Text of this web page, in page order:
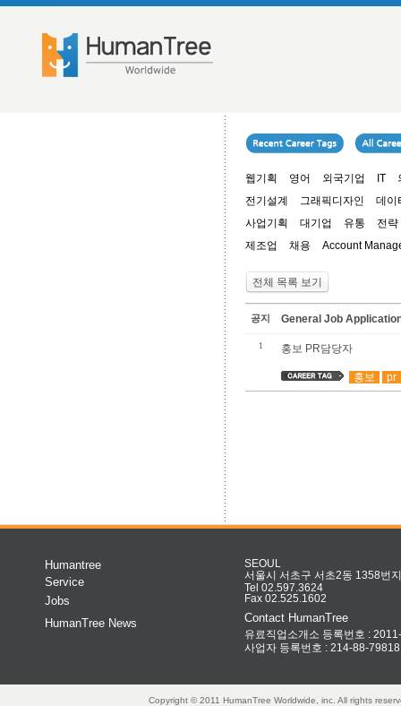
웹기획 영어 외국기업 IT
전기설계
그래픽디자인
데이
사업기획
대기업 유통
전략
제조업
채용 Account
전체 목록 보기
공지 General Job
1 홍보 PR담당자
홍보 pr
Humantree
Service
Jobs
HumanTree News
SEOUL
서울시 서초구 서초2동 1358번
Tel 02.597.3624
Fax 02.525.1602
Contact HumanTree
유료직업소개소 등록번호 :
사업자 등록번호 : 214-88-79818
Copyright © 2011 HumanTree Worldwide, inc. All rights